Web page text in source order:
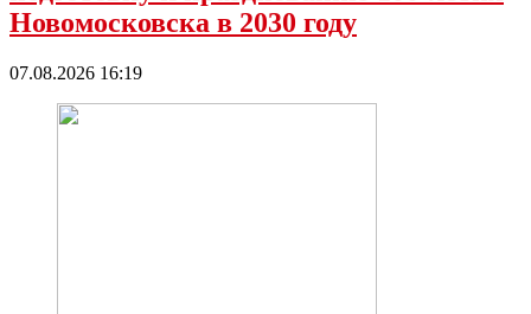
Новомосковска в 2030 году
07.08.2026 16:19